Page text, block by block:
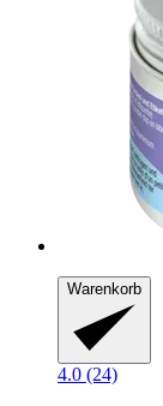
Warenkorb
4.0 (24)